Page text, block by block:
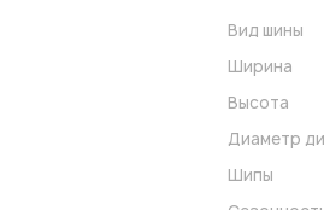
Вид шины
Ширина
Высота
Диаметр
Шипы